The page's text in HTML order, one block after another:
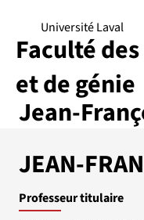
Jean-
Université Laval
Faculté
et de génie
JEAN-
Professeur titulaire